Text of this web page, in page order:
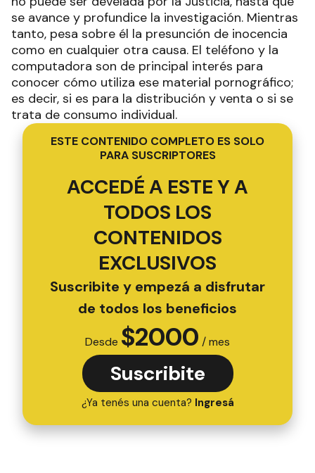
se avance y profundice la investigación. Mientras
tanto, pesa sobre él la presunción de inocencia
como en cualquier otra causa. El teléfono y la
computadora son de principal interés para
conocer cómo utiliza ese material pornográfico;
es decir, si es para la distribución y venta o si se
trata de consumo individual.
ESTE CONTENIDO COMPLETO ES SOLO
PARA SUSCRIPTORES
ACCEDÉ A ESTE Y A
TODOS LOS
CONTENIDOS
EXCLUSIVOS
Suscribite y empezá a disfrutar
de todos los beneficios
Desde $2000 / mes
Suscribite
¿Ya tenés una cuenta? Ingresá